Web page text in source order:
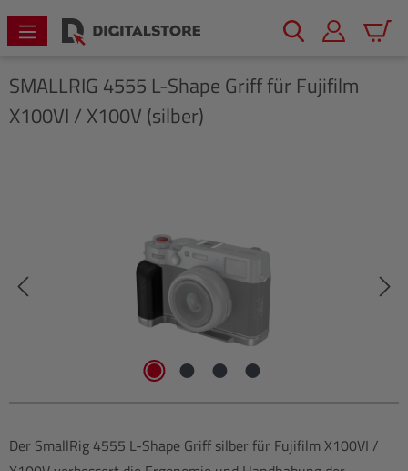
springen
SMALLRIG 4555 L-Shape Griff für Fujifilm
X100VI / X100V (silber)
Der SmallRig 4555 L-Shape Griff silber für Fujifilm X100VI /